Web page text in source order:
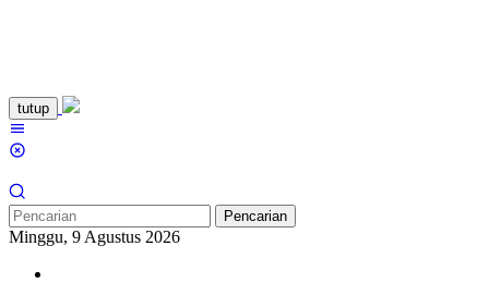
Loncat
ke
konten
tutup
Pencarian
Minggu, 9 Agustus 2026